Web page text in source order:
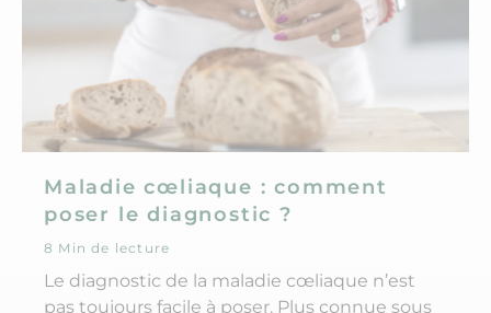
Maladie cœliaque : comment
poser le diagnostic ?
8 Min de lecture
Le diagnostic de la maladie cœliaque n’est
pas toujours facile à poser. Plus connue sous